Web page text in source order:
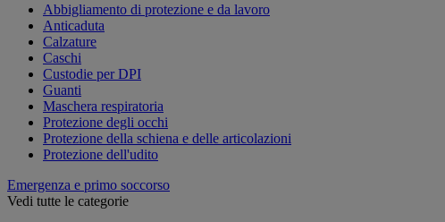
Abbigliamento di protezione e da lavoro
Anticaduta
Calzature
Caschi
Custodie per DPI
Guanti
Maschera respiratoria
Protezione degli occhi
Protezione della schiena e delle articolazioni
Protezione dell'udito
Emergenza e primo soccorso
Vedi tutte le categorie